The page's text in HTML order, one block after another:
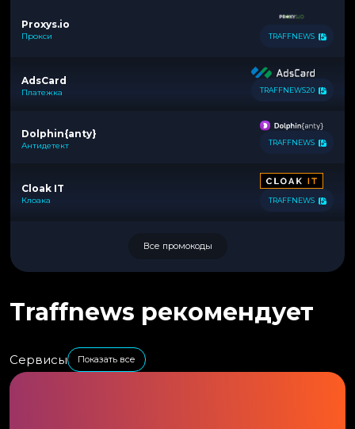
Proxys.io
Прокси TRAFFNEWS
AdsCard
Платежка TRAFFNEWS20
Dolphin{anty}
Антидетект TRAFFNEWS
Cloak IT
Клоака TRAFFNEWS
Все промокоды
Traffnews рекомендует
Сервисы Показать все